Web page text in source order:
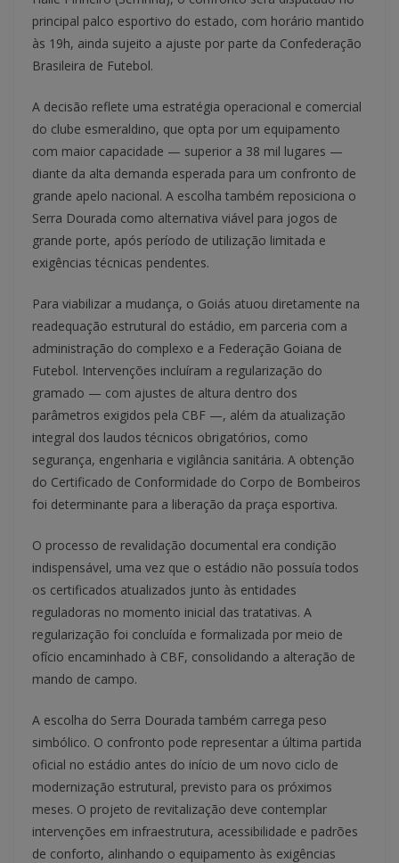
principal palco esportivo do estado, com horário mantido
às 19h, ainda sujeito a ajuste por parte da Confederação
Brasileira de Futebol.
A decisão reflete uma estratégia operacional e comercial
do clube esmeraldino, que opta por um equipamento
com maior capacidade — superior a 38 mil lugares —
diante da alta demanda esperada para um confronto de
grande apelo nacional. A escolha também reposiciona o
Serra Dourada como alternativa viável para jogos de
grande porte, após período de utilização limitada e
exigências técnicas pendentes.
Para viabilizar a mudança, o Goiás atuou diretamente na
readequação estrutural do estádio, em parceria com a
administração do complexo e a Federação Goiana de
Futebol. Intervenções incluíram a regularização do
gramado — com ajustes de altura dentro dos
parâmetros exigidos pela CBF —, além da atualização
integral dos laudos técnicos obrigatórios, como
segurança, engenharia e vigilância sanitária. A obtenção
do Certificado de Conformidade do Corpo de Bombeiros
foi determinante para a liberação da praça esportiva.
O processo de revalidação documental era condição
indispensável, uma vez que o estádio não possuía todos
os certificados atualizados junto às entidades
reguladoras no momento inicial das tratativas. A
regularização foi concluída e formalizada por meio de
ofício encaminhado à CBF, consolidando a alteração de
mando de campo.
A escolha do Serra Dourada também carrega peso
simbólico. O confronto pode representar a última partida
oficial no estádio antes do início de um novo ciclo de
modernização estrutural, previsto para os próximos
meses. O projeto de revitalização deve contemplar
intervenções em infraestrutura, acessibilidade e padrões
de conforto, alinhando o equipamento às exigências